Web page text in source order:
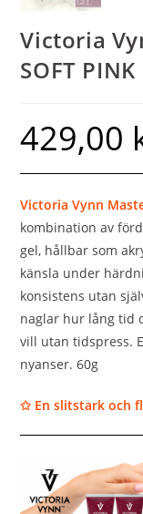
Victoria
SOFT PINK
429,00
Victoria Vynn
kombination av
gel, hållbar som
känsla under
konsistens utan
naglar hur lång tid
vill utan tidspress.
nyanser. 60g
✩ En slitstark och